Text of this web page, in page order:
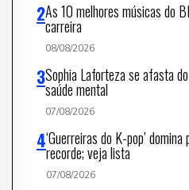
As 10 melhores músicas do
carreira
08/08/2026
Sophia Laforteza se afasta
saúde mental
07/08/2026
‘Guerreiras do K-pop’
recorde; veja lista
07/08/2026